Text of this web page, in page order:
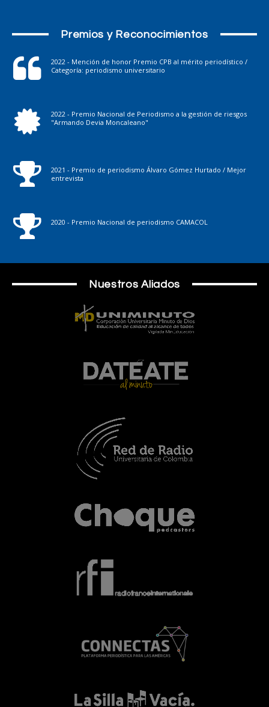
Premios y Reconocimientos
2022 - Mención de honor Premio CPB al mérito periodístico /
Categoría: periodismo universitario
2022 - Premio Nacional de Periodismo a la gestión de riesgos
"Armando Devia Moncaleano"
2021 - Premio de periodismo Álvaro Gómez Hurtado / Mejor
entrevista
2020 - Premio Nacional de periodismo CAMACOL
Nuestros Aliados